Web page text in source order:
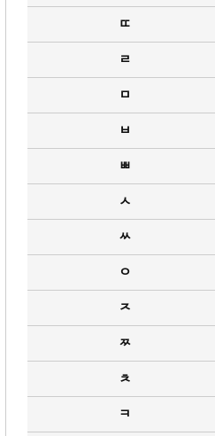
ㄸ
ㄹ
ㅁ
ㅂ
ㅃ
ㅅ
ㅆ
ㅇ
ㅈ
ㅉ
ㅊ
ㅋ